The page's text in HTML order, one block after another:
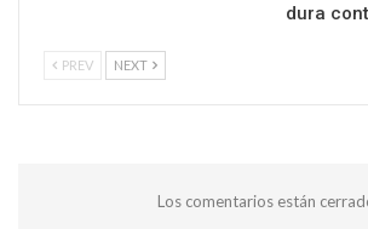
dura
PREV NEXT
Los comentarios están